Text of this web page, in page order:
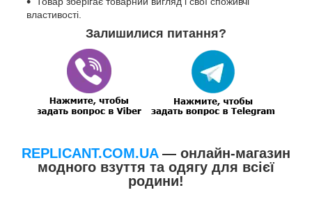
властивості.
Залишилися питання?
REPLICANT.COM.UA — онлайн-магазин
модного взуття та одягу для всієї
родини!